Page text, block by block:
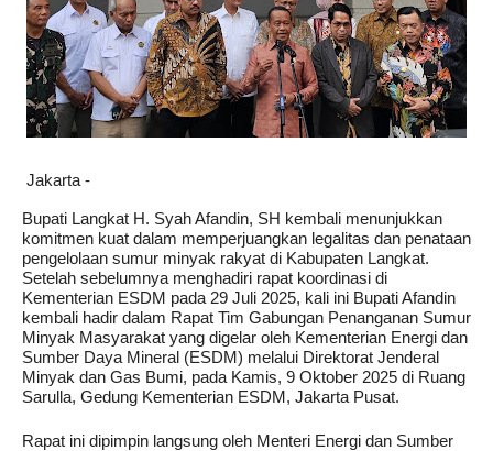
Jakarta -
Bupati Langkat H. Syah Afandin, SH kembali menunjukkan
komitmen kuat dalam memperjuangkan legalitas dan penataan
pengelolaan sumur minyak rakyat di Kabupaten Langkat.
Setelah sebelumnya menghadiri rapat koordinasi di
Kementerian ESDM pada 29 Juli 2025, kali ini Bupati Afandin
kembali hadir dalam Rapat Tim Gabungan Penanganan Sumur
Minyak Masyarakat yang digelar oleh Kementerian Energi dan
Sumber Daya Mineral (ESDM) melalui Direktorat Jenderal
Minyak dan Gas Bumi, pada Kamis, 9 Oktober 2025 di Ruang
Sarulla, Gedung Kementerian ESDM, Jakarta Pusat.
Rapat ini dipimpin langsung oleh Menteri Energi dan Sumber